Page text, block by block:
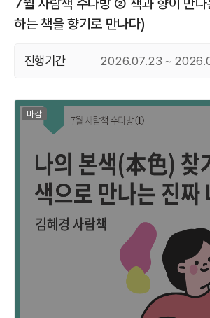
7월 사람책 수다방 ② 책과 향이 만나
하는 책을 향기로 만나다)
진행기간 2026.07.23 ~
마감
마감된 프로그램